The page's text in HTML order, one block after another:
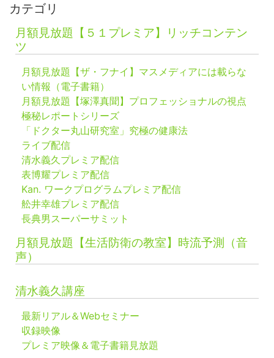
カテゴリ
月額見放題【５１プレミア】リッチコンテン
ツ
月額見放題【ザ・フナイ】マスメディアには載らな
い情報（電子書籍）
月額見放題【塚澤真聞】プロフェッショナルの視点
極秘レポートシリーズ
「ドクター丸山研究室」究極の健康法
ライブ配信
清水義久プレミア配信
表博耀プレミア配信
Kan. ワークプログラムプレミア配信
舩井幸雄プレミア配信
長典男スーパーサミット
月額見放題【生活防衛の教室】時流予測（音
声）
清水義久講座
最新リアル＆Webセミナー
収録映像
プレミア映像＆電子書籍見放題